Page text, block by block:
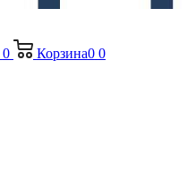
0 Корзина0 0